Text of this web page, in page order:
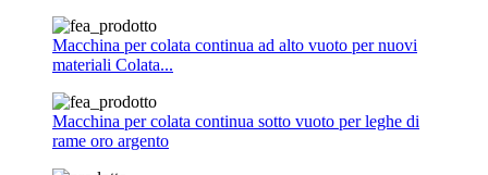
Macchina per colata continua ad alto vuoto per nuovi
materiali Colata...
Macchina per colata continua sotto vuoto per leghe di
rame oro argento